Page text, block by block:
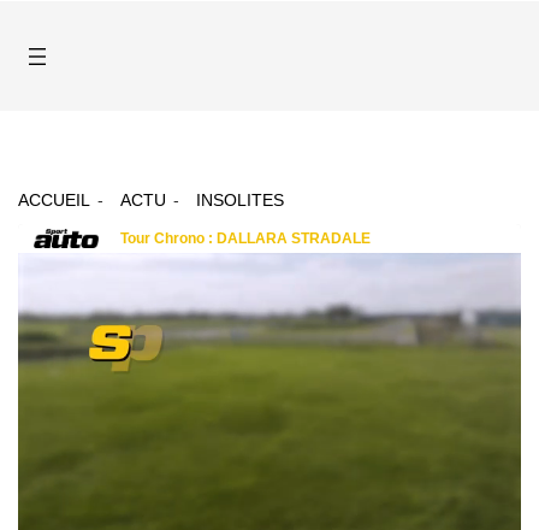
ACCUEIL ACTU INSOLITES